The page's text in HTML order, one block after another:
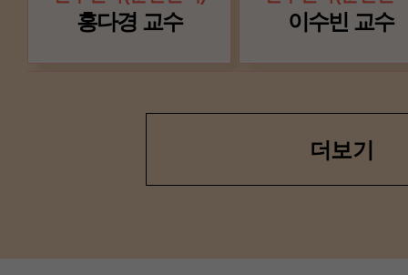
홍다경 교수 이수빈 교수
더보기